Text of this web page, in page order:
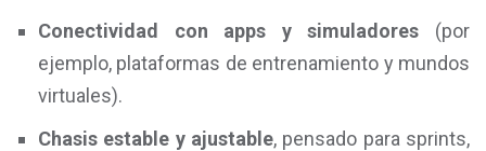
Conectividad con apps y simuladores (por
ejemplo, plataformas de entrenamiento y mundos
virtuales).
Chasis estable y ajustable, pensado para sprints,